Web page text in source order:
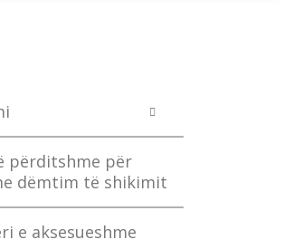
përditshme për
dëmtim të shikimit
e aksesueshme